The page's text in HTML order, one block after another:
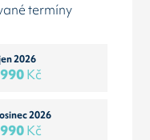
termíny
2026
Kč
2026
Kč